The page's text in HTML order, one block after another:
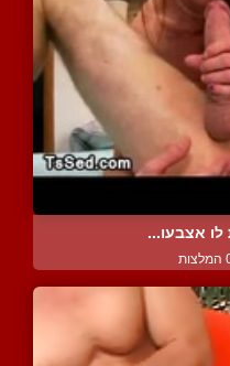
לו אצבעו...